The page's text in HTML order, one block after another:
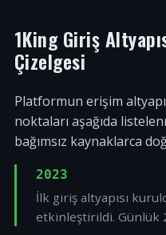
1King Giriş
Çizelgesi
Platformun erişim
noktaları aşağıda
bağımsız kaynaklarca
2023
İlk giriş altyapısı
etkinleştirildi. Günlük